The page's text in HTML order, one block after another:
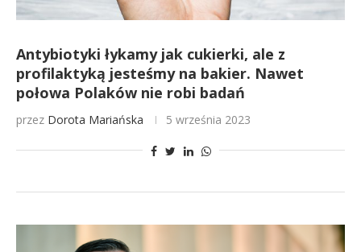
Antybiotyki łykamy jak cukierki, ale z
profilaktyką jesteśmy na bakier. Nawet
połowa Polaków nie robi badań
przez Dorota Mariańska 5 września 2023